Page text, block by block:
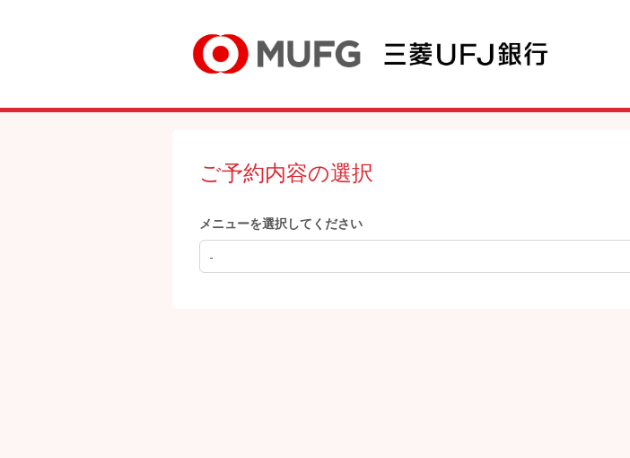
ご予約内容の選択
メニューを選択してください
-